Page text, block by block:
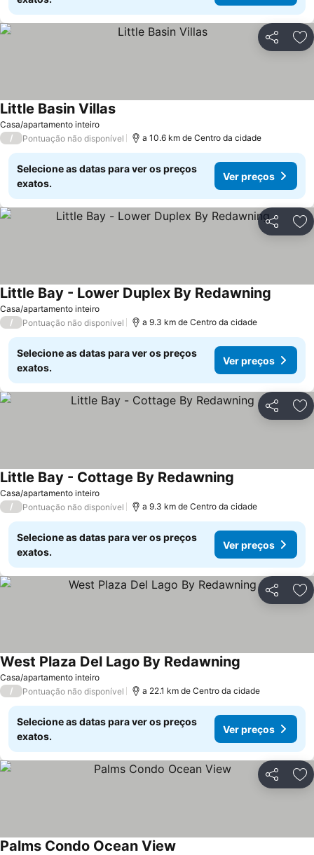
Partilhar
Casa/apartamento inteiro
Little Basin Villas
/ Pontuação não disponível a 10.6 km de Centro da cidade
Selecione as datas para ver os preços
exatos.
Ver preços
Partilhar
Casa/apartamento inteiro
Little Bay - Lower Duplex By Redawning
/ Pontuação não disponível a 9.3 km de Centro da cidade
Selecione as datas para ver os preços
exatos.
Ver preços
Partilhar
Casa/apartamento inteiro
Little Bay - Cottage By Redawning
/ Pontuação não disponível a 9.3 km de Centro da cidade
Selecione as datas para ver os preços
exatos.
Ver preços
Partilhar
Casa/apartamento inteiro
West Plaza Del Lago By Redawning
/ Pontuação não disponível a 22.1 km de Centro da cidade
Selecione as datas para ver os preços
exatos.
Ver preços
Partilhar
Palms Condo Ocean View